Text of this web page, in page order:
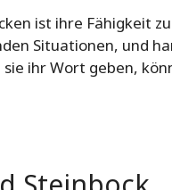
ist ihre Fähigkeit
Situationen, und
ihr Wort geben,